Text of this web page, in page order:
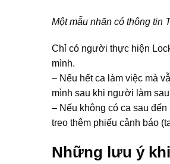
Một mẫu nhãn có thông tin
Chỉ có người thực hiện
mình.
– Nếu hết ca làm việc mà
mình sau khi người làm
– Nếu không có ca sau
treo thêm phiếu cảnh báo
Những lưu ý